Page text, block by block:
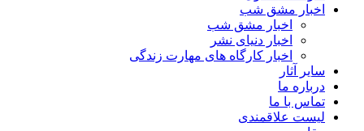
اخبار مشق شب
اخبار مشق شب
اخبار دنیای نشر
اخبار کارگاه های مهارت زندگی
سایر آثار
درباره ما
تماس با ما
لیست علاقمندی